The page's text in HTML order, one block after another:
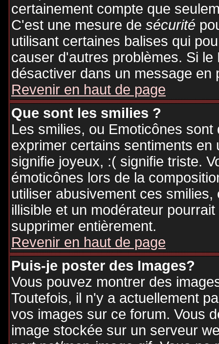
certainement compte que
C'est une mesure desécurité
utilisant certaines balises qui
causer d'autres problèmes. Si
désactiver dans un message en
Revenir en haut de page
Que sont les smilies ?
Les smilies, ou Emoticônes
exprimer certains sentiments
signifie joyeux, :( signifie triste.
émoticônes lors de la
utiliser abusivement ces
illisible et un modérateur
supprimer entièrement.
Revenir en haut de page
Puis-je poster des Images?
Vous pouvez montrer des
Toutefois, il n'y a actuellement
vos images sur ce forum. Vous
image stockée sur un serveur